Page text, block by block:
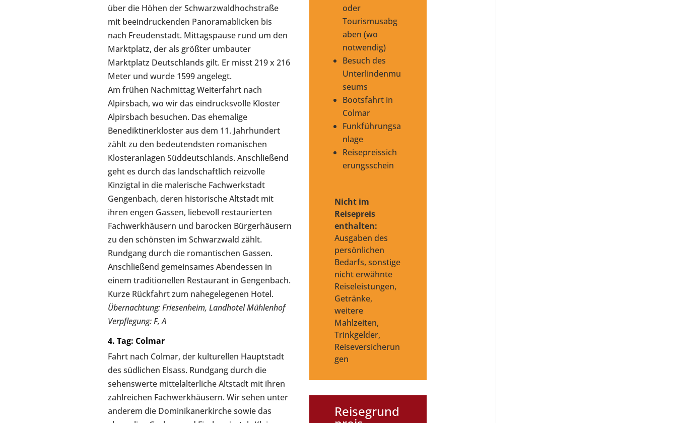
über die Höhen der Schwarzwaldhochstraße
mit beeindruckenden Panoramablicken bis
nach Freudenstadt. Mittagspause rund um den
Marktplatz, der als größter umbauter
Marktplatz Deutschlands gilt. Er misst 219 x 216
Meter und wurde 1599 angelegt.
Am frühen Nachmittag Weiterfahrt nach
Alpirsbach, wo wir das eindrucksvolle Kloster
Alpirsbach besuchen. Das ehemalige
Benediktinerkloster aus dem 11. Jahrhundert
zählt zu den bedeutendsten romanischen
Klosteranlagen Süddeutschlands. Anschließend
geht es durch das landschaftlich reizvolle
Kinzigtal in die malerische Fachwerkstadt
Gengenbach, deren historische Altstadt mit
ihren engen Gassen, liebevoll restaurierten
Fachwerkhäusern und barocken Bürgerhäusern
zu den schönsten im Schwarzwald zählt.
Rundgang durch die romantischen Gassen.
Anschließend gemeinsames Abendessen in
einem traditionellen Restaurant in Gengenbach.
Kurze Rückfahrt zum nahegelegenen Hotel.
Übernachtung: Friesenheim, Landhotel Mühlenhof
Verpflegung: F, A
4. Tag: Colmar
Fahrt nach Colmar, der kulturellen Hauptstadt
des südlichen Elsass. Rundgang durch die
sehenswerte mittelalterliche Altstadt mit ihren
zahlreichen Fachwerkhäusern. Wir sehen unter
anderem die Dominikanerkirche sowie das
oder
Tourismusabg
aben (wo
notwendig)
Besuch des
Unterlindenmu
seums
Bootsfahrt in
Colmar
Funkführungsa
nlage
Reisepreissich
erungsschein
Nicht im
Reisepreis
enthalten:
Ausgaben des
persönlichen
Bedarfs, sonstige
nicht erwähnte
Reiseleistungen,
Getränke,
weitere
Mahlzeiten,
Trinkgelder,
Reiseversicherun
gen
Reisegrund